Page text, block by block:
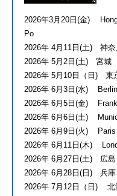
2026年3月20日(金)
Po
2026年 4月11日(土) 神
2026年 5月2日(土) 宮
2026年 5月10日（日)
2026年 6月3日(水)
2026年 6月5日(金)
2026年 6月6日(土)
2026年 6月9日(火)
2026年 6月11日(木)
2026年 6月27日(土) 広
2026年 6月28日(日) 兵
2026年 7月12日（日)